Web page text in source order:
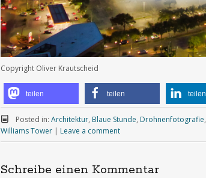
Copyright Oliver Krautscheid
teilen teilen teilen
Posted in: Architektur, Blaue Stunde, Drohnenfotografie,
Williams Tower | Leave a comment
Schreibe einen Kommentar